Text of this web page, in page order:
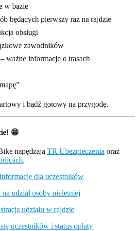
w bazie
będących pierwszy raz na rajdzie
obsługi
zawodników
ważne informacje o trasach
i bądź gotowy na przygodę.
😁
napędzają TR Ubezpieczenia oraz
.
dla uczestników
na udział osoby nieletniej
udziału w rajdzie
uczestników i status opłaty